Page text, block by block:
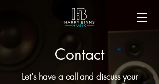
Contact
Let's have a call and discuss your